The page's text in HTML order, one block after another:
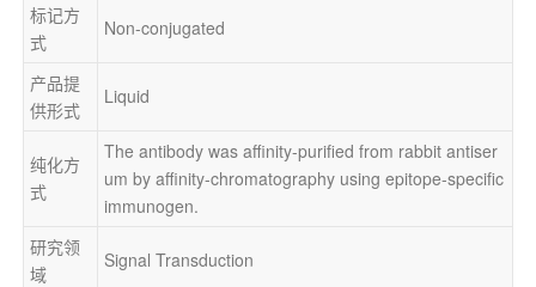
标记方
式
Non-conjugated
产品提
供形式
Liquid
纯化方
式
The antibody was affinity-purified from rabbit antiser
um by affinity-chromatography using epitope-specific
immunogen.
研究领
域
Signal Transduction